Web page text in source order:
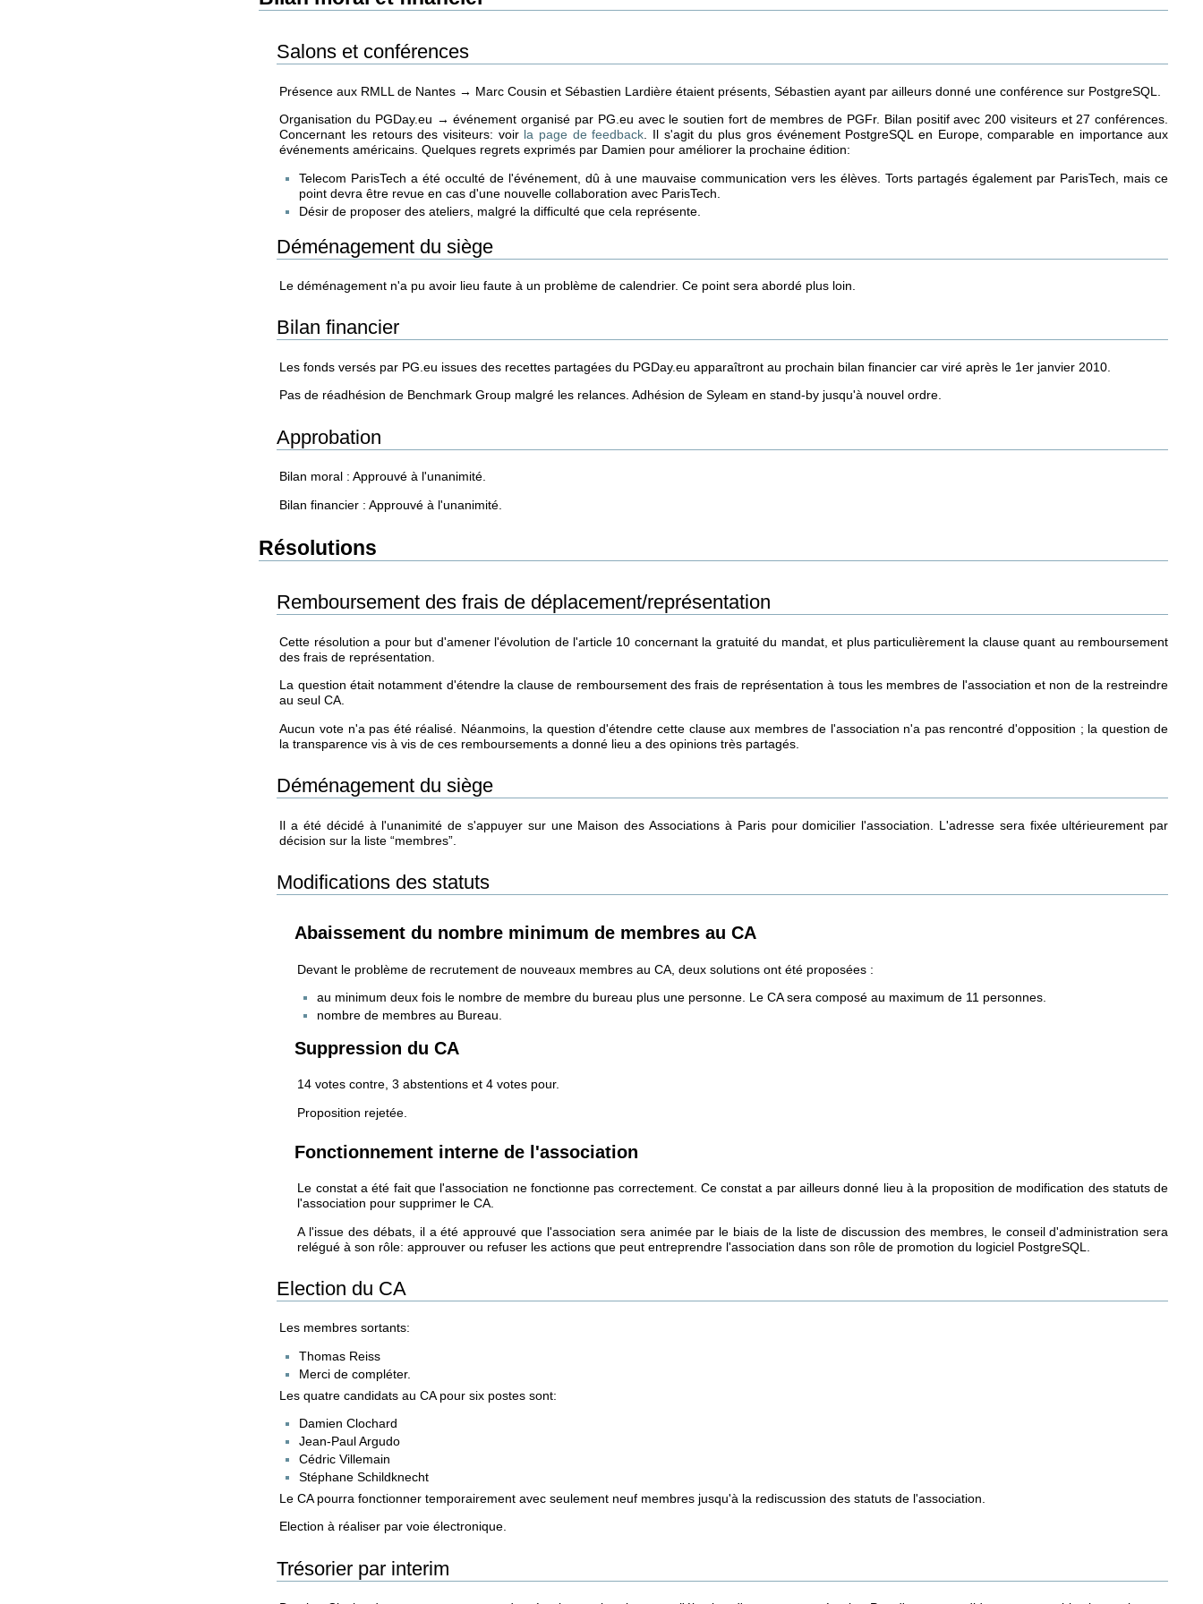
Salons et conférences
Présence aux RMLL de Nantes → Marc Cousin et Sébastien Lardière étaient présents, Sébastien ayant par ailleurs donné une conférence sur PostgreSQL.
Organisation du PGDay.eu → événement organisé par PG.eu avec le soutien fort de membres de PGFr. Bilan positif avec 200 visiteurs et 27 conférences.
Concernant les retours des visiteurs: voir la page de feedback. Il s'agit du plus gros événement PostgreSQL en Europe, comparable en importance aux
événements américains. Quelques regrets exprimés par Damien pour améliorer la prochaine édition:
Telecom ParisTech a été occulté de l'événement, dû à une mauvaise communication vers les élèves. Torts partagés également par ParisTech, mais ce
point devra être revue en cas d'une nouvelle collaboration avec ParisTech.
Désir de proposer des ateliers, malgré la difficulté que cela représente.
Déménagement du siège
Le déménagement n'a pu avoir lieu faute à un problème de calendrier. Ce point sera abordé plus loin.
Bilan financier
Les fonds versés par PG.eu issues des recettes partagées du PGDay.eu apparaîtront au prochain bilan financier car viré après le 1er janvier 2010.
Pas de réadhésion de Benchmark Group malgré les relances. Adhésion de Syleam en stand-by jusqu'à nouvel ordre.
Approbation
Bilan moral : Approuvé à l'unanimité.
Bilan financier : Approuvé à l'unanimité.
Résolutions
Remboursement des frais de déplacement/représentation
Cette résolution a pour but d'amener l'évolution de l'article 10 concernant la gratuité du mandat, et plus particulièrement la clause quant au remboursement
des frais de représentation.
La question était notamment d'étendre la clause de remboursement des frais de représentation à tous les membres de l'association et non de la restreindre
au seul CA.
Aucun vote n'a pas été réalisé. Néanmoins, la question d'étendre cette clause aux membres de l'association n'a pas rencontré d'opposition ; la question de
la transparence vis à vis de ces remboursements a donné lieu a des opinions très partagés.
Déménagement du siège
Il a été décidé à l'unanimité de s'appuyer sur une Maison des Associations à Paris pour domicilier l'association. L'adresse sera fixée ultérieurement par
décision sur la liste “membres”.
Modifications des statuts
Abaissement du nombre minimum de membres au CA
Devant le problème de recrutement de nouveaux membres au CA, deux solutions ont été proposées :
au minimum deux fois le nombre de membre du bureau plus une personne. Le CA sera composé au maximum de 11 personnes.
nombre de membres au Bureau.
Suppression du CA
14 votes contre, 3 abstentions et 4 votes pour.
Proposition rejetée.
Fonctionnement interne de l'association
Le constat a été fait que l'association ne fonctionne pas correctement. Ce constat a par ailleurs donné lieu à la proposition de modification des statuts de
l'association pour supprimer le CA.
A l'issue des débats, il a été approuvé que l'association sera animée par le biais de la liste de discussion des membres, le conseil d'administration sera
relégué à son rôle: approuver ou refuser les actions que peut entreprendre l'association dans son rôle de promotion du logiciel PostgreSQL.
Election du CA
Les membres sortants:
Thomas Reiss
Merci de compléter.
Les quatre candidats au CA pour six postes sont:
Damien Clochard
Jean-Paul Argudo
Cédric Villemain
Stéphane Schildknecht
Le CA pourra fonctionner temporairement avec seulement neuf membres jusqu'à la rediscussion des statuts de l'association.
Election à réaliser par voie électronique.
Trésorier par interim